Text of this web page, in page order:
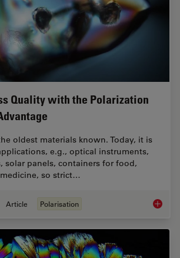
Quality with the Polarization
oldest materials known. Today, it is
e.g., optical instruments,
solar panels, containers for food,
so strict…
Article Polarisation